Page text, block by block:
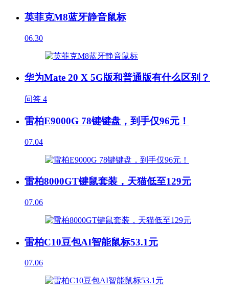
英菲克M8蓝牙静音鼠标
06.30
华为Mate 20 X 5G版和普通版有什么区别？
问答 4
雷柏E9000G 78键键盘，到手仅96元！
07.04
雷柏8000GT键鼠套装，天猫低至129元
07.06
雷柏C10豆包AI智能鼠标53.1元
07.06